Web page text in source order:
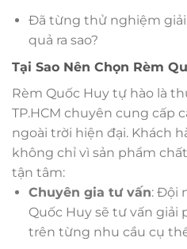
Đã từng thử nghiệm
quả ra sao?
Tại Sao Nên Chọn Rèm
Rèm Quốc Huy tự hào là
TP.HCM chuyên cung cấp
ngoài trời hiện đại. Khách
không chỉ vì sản phẩm
tận tâm:
Chuyên gia tư vấn: Đội
Quốc Huy sẽ tư vấn
trên từng nhu cầu cụ